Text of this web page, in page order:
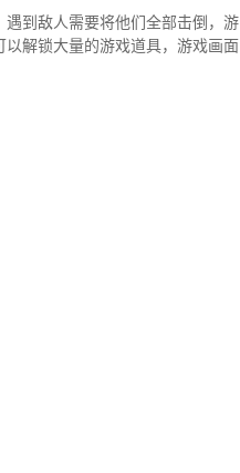
到敌人需要将他们全部击倒，游
解锁大量的游戏道具，游戏画面